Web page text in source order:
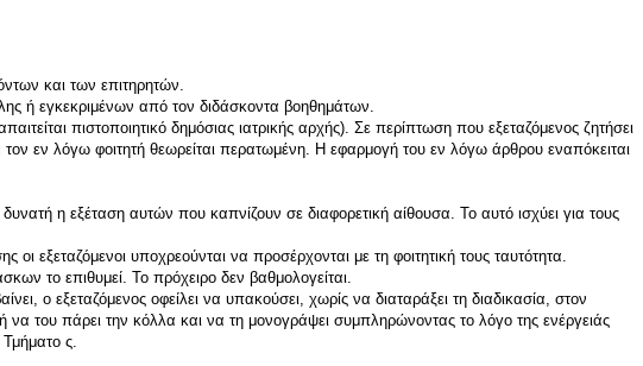
και των επιτηρητών.
ή εγκεκριμένων από τον διδάσκοντα βοηθημάτων.
πιστοποιητικό δημόσιας ιατρικής αρχής). Σε περίπτωση που εξεταζόμενος ζητήσει
εν λόγω φοιτητή θεωρείται περατωμένη. Η εφαρμογή του εν λόγω άρθρου εναπόκειται
η εξέταση αυτών που καπνίζουν σε διαφορετική αίθουσα. Το αυτό ισχύει για τους
υποχρεούνται να προσέρχονται με τη φοιτητική τους ταυτότητα.
το επιθυμεί. Το πρόχειρο δεν βαθμολογείται.
ο εξεταζόμενος οφείλει να υπακούσει, χωρίς να διαταράξει τη διαδικασία, στον
του πάρει την κόλλα και να τη μονογράψει συμπληρώνοντας το λόγο της ενέργειάς
ς.